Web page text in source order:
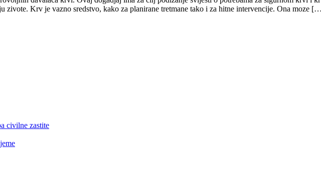
zivote. Krv je vazno sredstvo, kako za planirane tretmane tako i za hitne intervencije. Ona moze
civilne zastite